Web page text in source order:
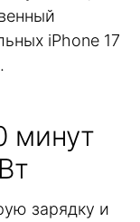
iPhone 17
минут
зарядку и